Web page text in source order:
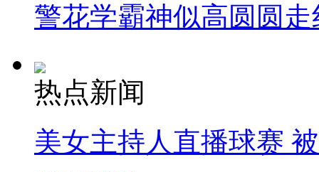
警花学霸神似高圆圆走
热点新闻
美女主持人直播球赛